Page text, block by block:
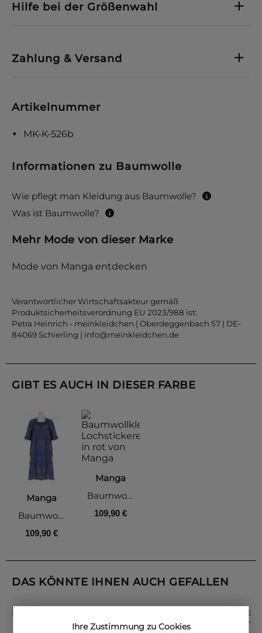
Hilfe bei der Größenwahl
Zahlung & Versand
Artikelnummer
MK-K-526b
Informationen zu Baumwolle
Wie pflegt man Kleidung aus Baumwolle?
Was ist Baumwolle?
Mehr Mode von dieser Marke
Mode von Manga entdecken
Verantwortlicher Wirtschaftsakteur gemäß
Produktsicherheitsverordnung EU 2023/988 ist:
Petra Heinrich - meinkleidchen | Oberdeggenbach 57 | DE-
84069 Schierling | info@meinkleidchen.de
GIBT ES AUCH IN DIESER FARBE
Manga
Baumwollkleid Lochstickerei, blau
109,90 €
Manga
Baumwollkleid Lochstickerei, rot
109,90 €
DAS KÖNNTE IHNEN AUCH GEFALLEN
Ihre Zustimmung zu Cookies